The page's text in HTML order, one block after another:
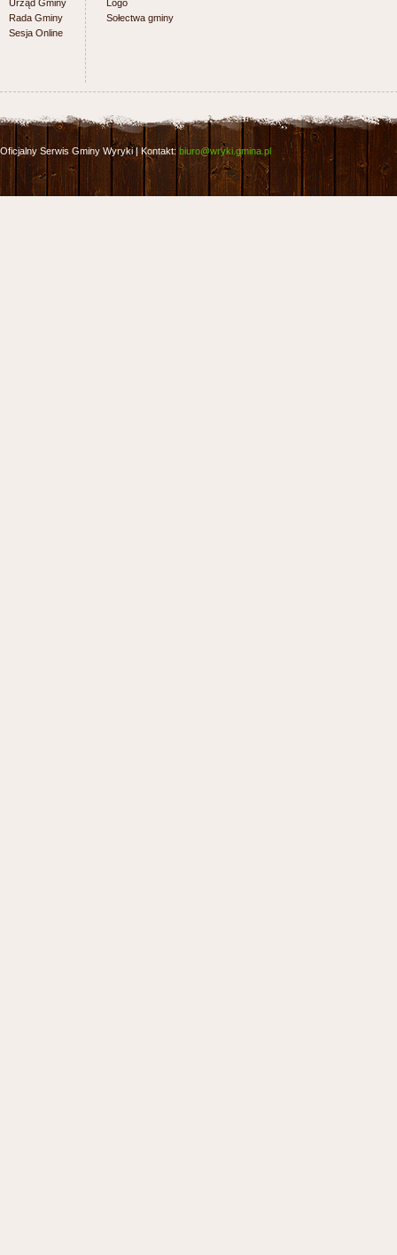
Urząd Gminy
Rada Gminy
Sesja Online
Logo
Sołectwa gminy
Oficjalny Serwis Gminy Wyryki | Kontakt: biuro@wryki.gmina.pl